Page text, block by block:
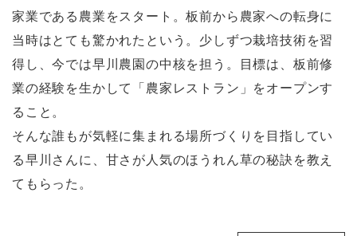
家業である農業をスタート。板前から農家への転身に
当時はとても驚かれたという。少しずつ栽培技術を習
得し、今では早川農園の中核を担う。目標は、板前修
業の経験を生かして「農家レストラン」をオープンす
ること。
そんな誰もが気軽に集まれる場所づくりを目指してい
る早川さんに、甘さが人気のほうれん草の秘訣を教え
てもらった。